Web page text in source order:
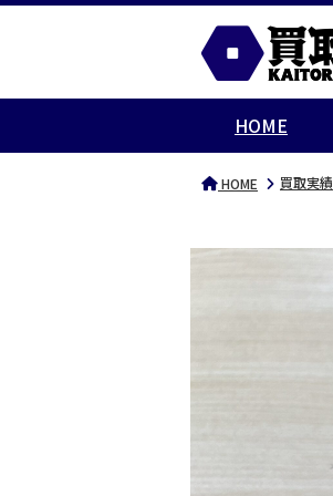
HOME
HOME 買取実績